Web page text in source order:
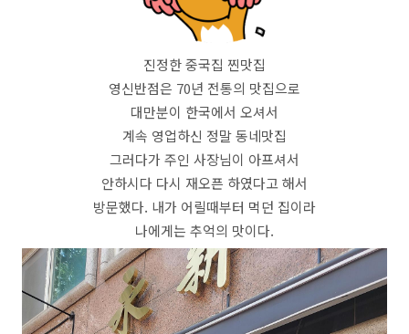
진정한 중국집 찐맛집
영신반점은 70년 전통의 맛집으로
대만분이 한국에서 오셔서
계속 영업하신 정말 동네맛집
그러다가 주인 사장님이 아프셔서
안하시다 다시 재오픈 하였다고 해서
방문했다. 내가 어릴때부터 먹던 집이라
나에게는 추억의 맛이다.